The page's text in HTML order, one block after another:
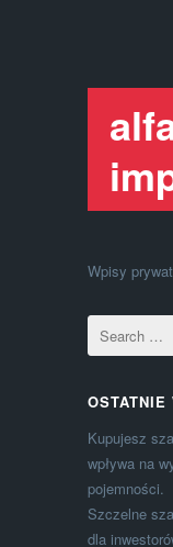
Wpisy
OSTATNIE
Kupujesz
wpływa na
pojemności.
Szczelne
dla